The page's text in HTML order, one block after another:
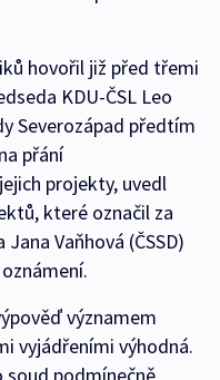
hovořil již před třemi
KDU-ČSL Leo
Severozápad předtím
přání
projekty, uvedl
které označil za
Vaňhová (ČSSD)
významem
vyjádřeními výhodná.